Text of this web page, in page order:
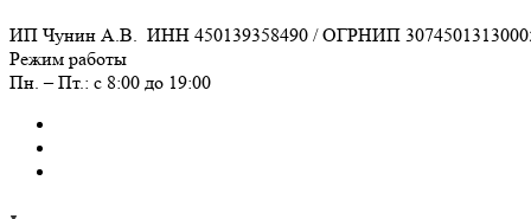
ИП Чунин А.В. ИНН 450139358490 / ОГРНИП
Режим работы
Пн. – Пт.: с 8:00 до 19:00